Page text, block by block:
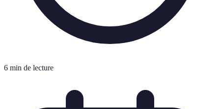
6 min de lecture